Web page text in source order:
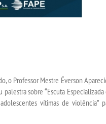
o Professor Mestre Éverson
palestra sobre “Escuta
vítimas de violência”